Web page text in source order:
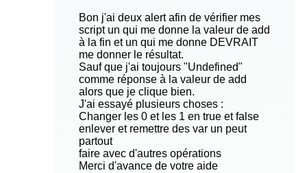
Bon j'ai deux alert afin de vérifier mes
script un qui me donne la valeur de add
à la fin et un qui me donne DEVRAIT
me donner le résultat.
Sauf que j'ai toujours "Undefined"
comme réponse à la valeur de add
alors que je clique bien.
J'ai essayé plusieurs choses :
Changer les 0 et les 1 en true et false
enlever et remettre des var un peut
partout
faire avec d'autres opérations
Merci d'avance de votre aide